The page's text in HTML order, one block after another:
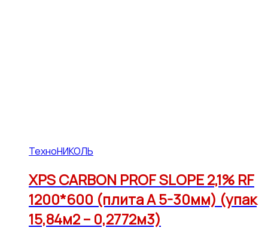
ТехноНИКОЛЬ
XPS CARBON PROF SLOPE 2,1% RF
1200*600 (плита А 5-30мм) (упак
15,84м2 – 0,2772м3)